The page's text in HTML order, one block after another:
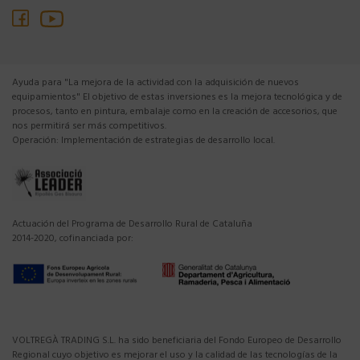
Ayuda para "La mejora de la actividad con la adquisición de nuevos
equipamientos" El objetivo de estas inversiones es la mejora tecnológica y de
procesos, tanto en pintura, embalaje como en la creación de accesorios, que
nos permitirá ser más competitivos.
Operación: Implementación de estrategias de desarrollo local.
Actuación del Programa de Desarrollo Rural de Cataluña
2014-2020, cofinanciada por:
VOLTREGÀ TRADING S.L. ha sido beneficiaria del Fondo Europeo de Desarrollo
Regional cuyo objetivo es mejorar el uso y la calidad de las tecnologías de la